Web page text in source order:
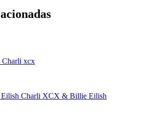
Charli xcx
Charli XCX & Billie Eilish